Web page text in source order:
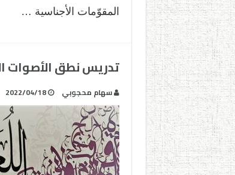
المقوّمات الأجناسية …
تدريس نطق الأصوات
سهام محجوبي 2022/04/18